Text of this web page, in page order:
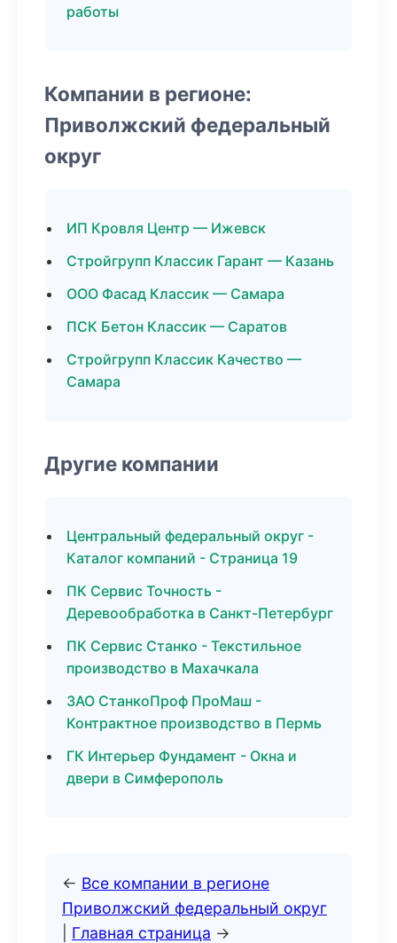
работы
Компании в регионе:
Приволжский федеральный
округ
ИП Кровля Центр — Ижевск
Стройгрупп Классик Гарант — Казань
ООО Фасад Классик — Самара
ПСК Бетон Классик — Саратов
Стройгрупп Классик Качество —
Самара
Другие компании
Центральный федеральный округ -
Каталог компаний - Страница 19
ПК Сервис Точность -
Деревообработка в Санкт-Петербург
ПК Сервис Станко - Текстильное
производство в Махачкала
ЗАО СтанкоПроф ПроМаш -
Контрактное производство в Пермь
ГК Интерьер Фундамент - Окна и
двери в Симферополь
← Все компании в регионе
Приволжский федеральный округ
Главная страница →